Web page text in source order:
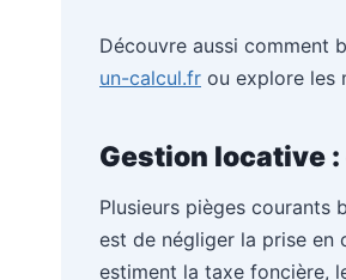
Découvre aussi comment
un-calcul.fr ou explore les
Gestion locative
Plusieurs pièges courants
est de négliger la prise en
estiment la taxe foncière,